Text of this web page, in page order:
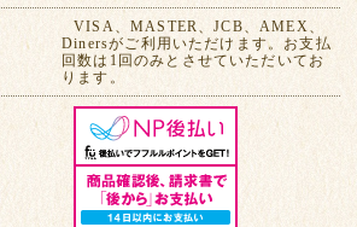
VISA、MASTER、JCB、AMEX、
Dinersがご利用いただけます。お支払
回数は1回のみとさせていただいてお
ります。